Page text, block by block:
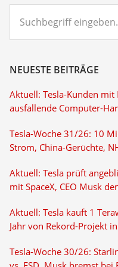
eingeben...
NEUESTE BEITRÄGE
Aktuell: Tesla-Kunden mit
ausfallende Computer-
Tesla-Woche 31/26: 10
Strom, China-Gerüchte,
Aktuell: Tesla prüft
mit SpaceX, CEO Musk
Aktuell: Tesla kauft 1
Jahr von Rekord-Projekt
Tesla-Woche 30/26: